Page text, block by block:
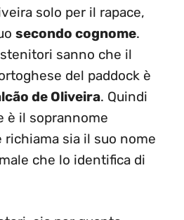
solo per il rapace,
secondo cognome.
sanno che il
del paddock è
de Oliveira. Quindi
è il soprannome
sia il suo nome
che lo identifica di